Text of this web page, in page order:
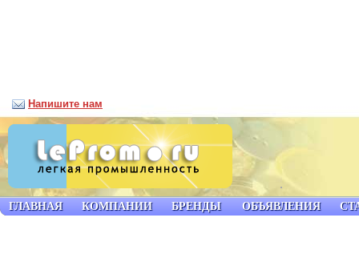
ГЛАВНАЯ КОМПАНИИ БРЕНДЫ ОБЪЯВЛЕНИЯ
Напишите нам